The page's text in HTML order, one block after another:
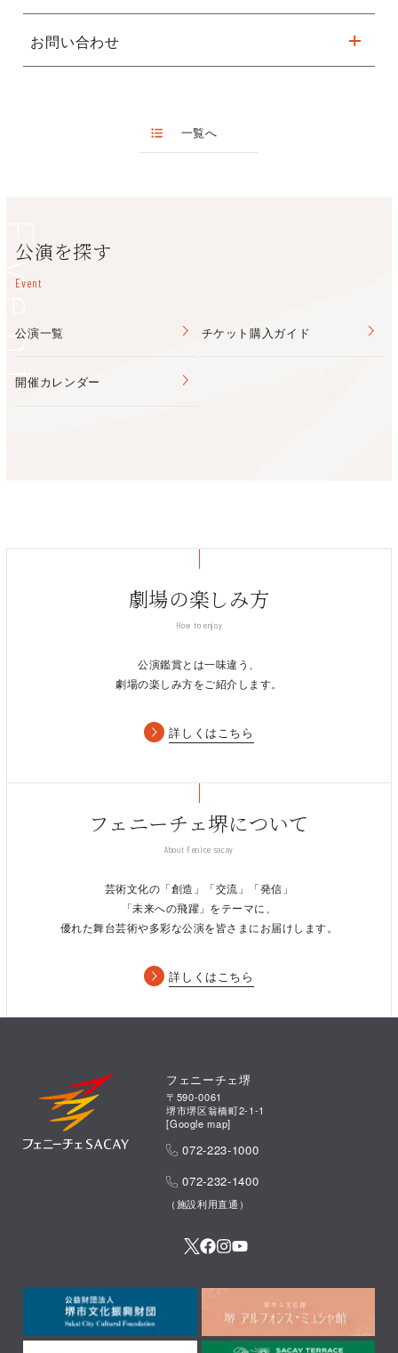
ＮＰＯ法人 子ども未来
お問い合わせ
一覧へ
公演を探す
Event
公演一覧 チケット購入ガイド
開催カレンダー
劇場の楽しみ方
How to enjoy
公演鑑賞とは一味違う、
劇場の楽しみ方をご紹介します。
詳しくはこちら
フェニーチェ堺について
About Fenice sacay
芸術文化の「創造」「交流」「発信」
「未来への飛躍」をテーマに、
優れた舞台芸術や多彩な公演を皆さまにお届けします。
詳しくはこちら
フェニーチェ堺
〒590-0061
堺市堺区翁橋町2-1-1
[Google map]
072-223-1000
072-232-1400
（施設利用直通）